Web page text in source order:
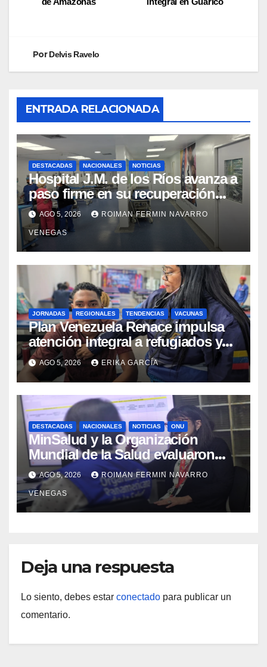
PorDelvis Ravelo
ENTRADA RELACIONADA
DESTACADAS NACIONALES NOTICIAS
Hospital J.M. de los Ríos avanza a
paso firme en su recuperación
tras los recientes eventos
sísmicos
AGO 5, 2026 ROIMAN FERMIN NAVARRO
VENEGAS
JORNADAS REGIONALES TENDENCIAS VACUNAS
​Plan Venezuela Renace impulsa
atención integral a refugiados y
evaluación de vacunación en
Aragua
AGO 5, 2026 ERIKA GARCÍA
DESTACADAS NACIONALES NOTICIAS ONU
MinSalud y la Organización
Mundial de la Salud evaluaron
propuesta técnica integral en
materia de agua saneamiento e
higiene ante contingencia sísmica
AGO 5, 2026 ROIMAN FERMIN NAVARRO
VENEGAS
Deja una respuesta
Lo siento, debes estar conectado para publicar un
comentario.